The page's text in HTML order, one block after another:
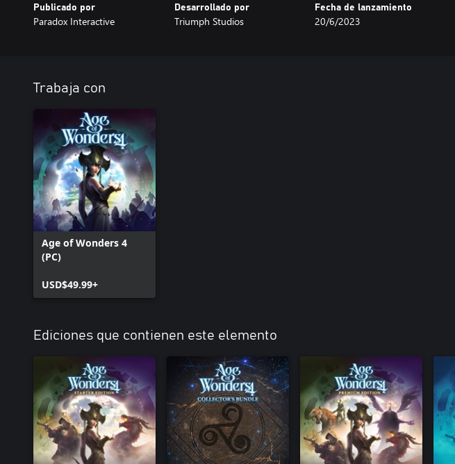
Publicado por
Paradox Interactive
Desarrollado por
Triumph Studios
Fecha de lanzamiento
20/6/2023
Trabaja con
Age of Wonders 4
(PC)
USD$49.99+
Ediciones que contienen este elemento